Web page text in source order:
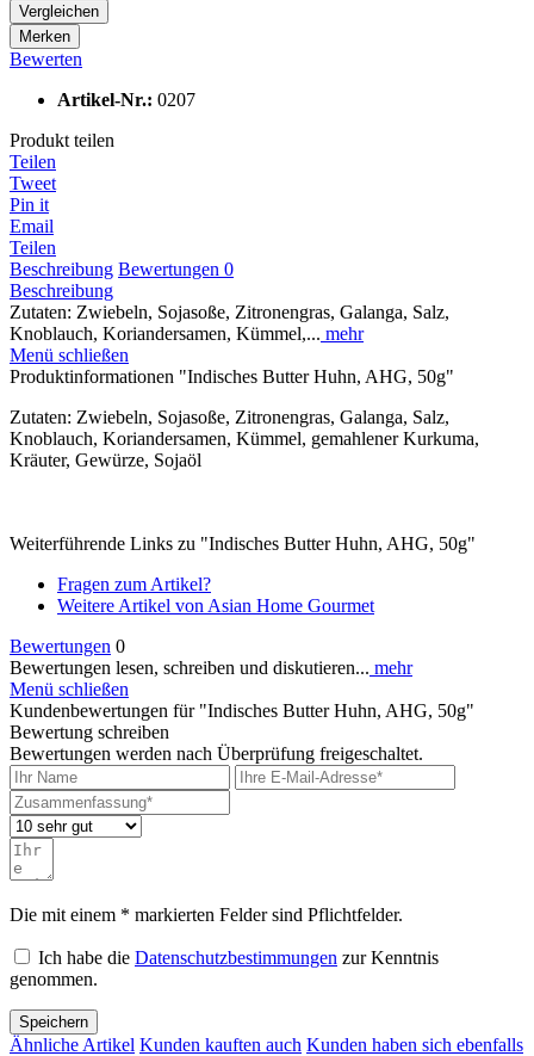
Vergleichen
Merken
Bewerten
Artikel-Nr.: 0207
Produkt teilen
Teilen
Tweet
Pin it
Email
Teilen
Beschreibung Bewertungen 0
Beschreibung
Zutaten: Zwiebeln, Sojasoße, Zitronengras, Galanga, Salz,
Knoblauch, Koriandersamen, Kümmel,... mehr
Menü schließen
Produktinformationen "Indisches Butter Huhn, AHG, 50g"
Zutaten: Zwiebeln, Sojasoße, Zitronengras, Galanga, Salz,
Knoblauch, Koriandersamen, Kümmel, gemahlener Kurkuma,
Kräuter, Gewürze, Sojaöl
Weiterführende Links zu "Indisches Butter Huhn, AHG, 50g"
Fragen zum Artikel?
Weitere Artikel von Asian Home Gourmet
Bewertungen 0
Bewertungen lesen, schreiben und diskutieren... mehr
Menü schließen
Kundenbewertungen für "Indisches Butter Huhn, AHG, 50g"
Bewertung schreiben
Bewertungen werden nach Überprüfung freigeschaltet.
Die mit einem * markierten Felder sind Pflichtfelder.
Ich habe die Datenschutzbestimmungen zur Kenntnis
genommen.
Speichern
Ähnliche Artikel Kunden kauften auch Kunden haben sich ebenfalls